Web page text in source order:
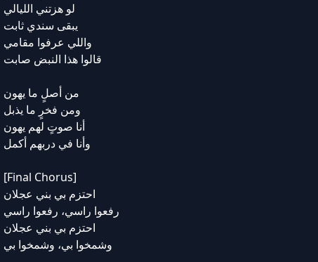
لو هزتني الليالي
يبقى سندي ثابت
واللي عرفوا مقامي
قالوا هذا النبض صابت
من أصلٍ ما يهون
ومن فخرٍ ما يذبل
أنا صوتٍ لهم يهون
وأنا في دربهم أكمل
[Final Chorus]
احتزم بي بني عجلان
رفعوا راسي، رفعوا راسي
احتزم بي بني عجلان
وشمخوا بي، وشمخوا بي